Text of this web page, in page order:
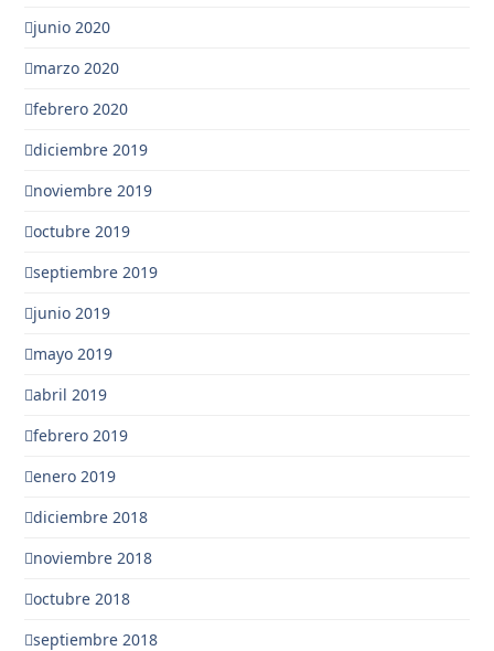
junio 2020
marzo 2020
febrero 2020
diciembre 2019
noviembre 2019
octubre 2019
septiembre 2019
junio 2019
mayo 2019
abril 2019
febrero 2019
enero 2019
diciembre 2018
noviembre 2018
octubre 2018
septiembre 2018